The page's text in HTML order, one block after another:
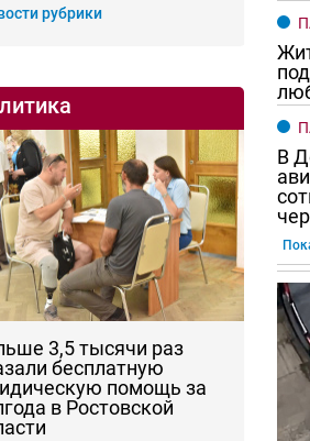
рубрики
3,5 тысячи раз
бесплатную
помощь за
в Ростовской
В